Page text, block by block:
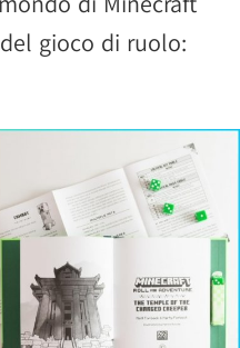
gioco di ruolo: